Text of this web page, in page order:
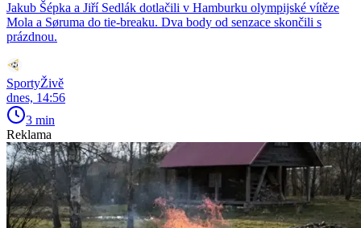
Jakub Šépka a Jiří Sedlák dotlačili v Hamburku olympijské vítěze
Mola a Søruma do tie-breaku. Dva body od senzace skončili s
prázdnou.
SportyŽivě
dnes, 14:56
3 min
Reklama